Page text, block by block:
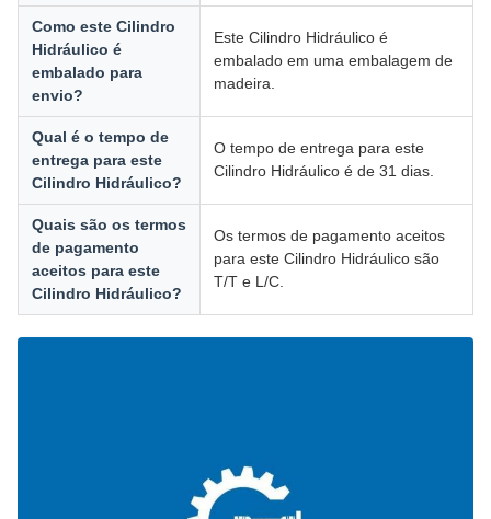
Como este Cilindro
Hidráulico é
embalado para
envio?
Este Cilindro Hidráulico é
embalado em uma embalagem de
madeira.
Qual é o tempo de
entrega para este
Cilindro Hidráulico?
O tempo de entrega para este
Cilindro Hidráulico é de 31 dias.
Quais são os termos
de pagamento
aceitos para este
Cilindro Hidráulico?
Os termos de pagamento aceitos
para este Cilindro Hidráulico são
T/T e L/C.